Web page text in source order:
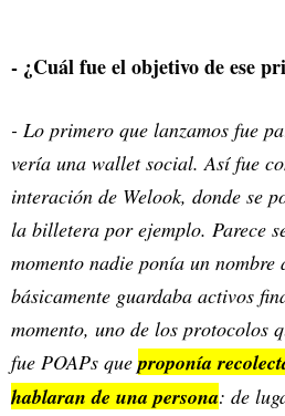
- ¿Cuál fue el objetivo de ese
- Lo primero que lanzamos fue
vería una wallet social. Así fue
interación de Welook, donde se
la billetera por ejemplo. Parece
momento nadie ponía un
básicamente guardaba activos
momento, uno de los protocolos
fue POAPs queproponía
hablaran de una persona: de